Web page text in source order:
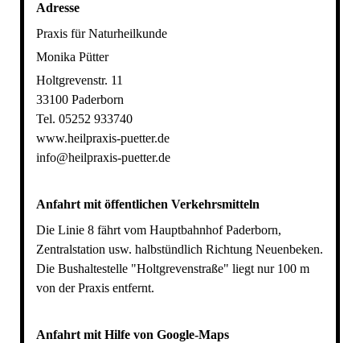
Adresse
Praxis für Naturheilkunde
Monika Pütter
Holtgrevenstr. 11
33100 Paderborn
Tel. 05252 933740
www.heilpraxis-puetter.de
info@heilpraxis-puetter.de
Anfahrt mit öffentlichen Verkehrsmitteln
Die Linie 8 fährt vom Hauptbahnhof Paderborn,
Zentralstation usw. halbstündlich Richtung Neuenbeken.
Die Bushaltestelle "Holtgrevenstraße" liegt nur 100 m
von der Praxis entfernt.
Anfahrt mit Hilfe von Google-Maps